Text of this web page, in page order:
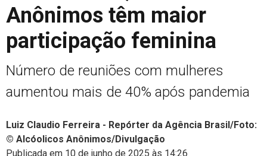
Anônimos têm maior
participação feminina
Número de reuniões com mulheres
aumentou mais de 40% após pandemia
Luiz Claudio Ferreira - Repórter da Agência Brasil/Foto:
© Alcóolicos Anônimos/Divulgação
Publicada em 10 de junho de 2025 às 14:26